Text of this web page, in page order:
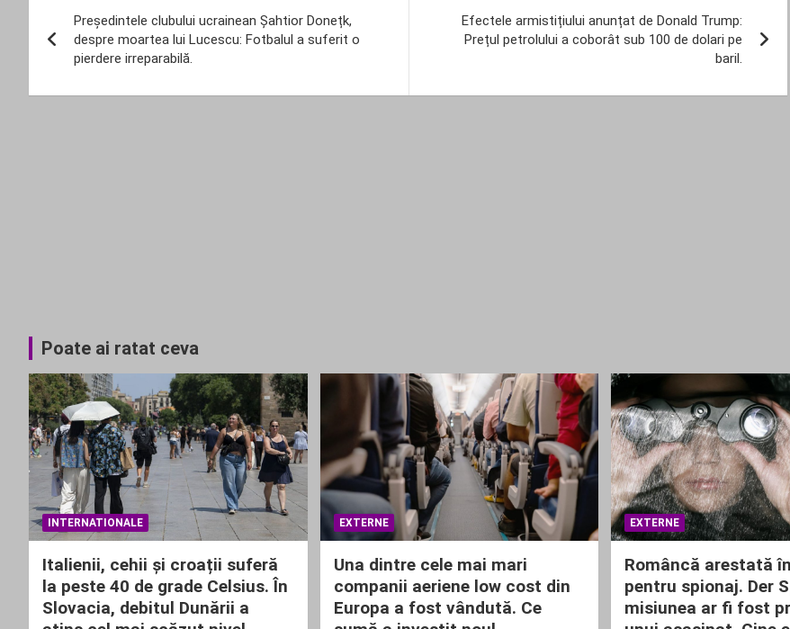
în
articole
Președintele clubului ucrainean Șahtior Donețk,
despre moartea lui Lucescu: Fotbalul a suferit o
pierdere irreparabilă.
Efectele armistițiului anunțat de Donald Trump:
Prețul petrolului a coborât sub 100 de dolari pe
baril.
Poate ai ratat ceva
INTERNATIONALE
Italienii, cehii și croații suferă
la peste 40 de grade Celsius. În
Slovacia, debitul Dunării a
EXTERNE
Una dintre cele mai mari
companii aeriene low cost din
Europa a fost vândută. Ce
EXTERNE
Româncă arestată
pentru spionaj. Der
misiunea ar fi fost